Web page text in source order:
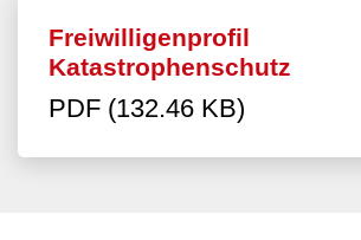
Freiwilligenprofil
Katastrophenschutz
PDF (132.46 KB)